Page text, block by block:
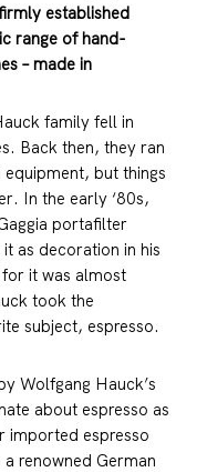
established
range of hand-
– made in
family fell in
Back then, they ran
but things
In the early ‘80s,
portafilter
as decoration in his
it was almost
took the
subject, espresso.
Wolfgang Hauck’s
about espresso as
imported espresso
renowned German